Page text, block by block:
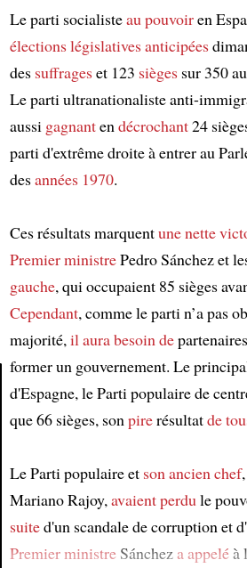
Article
Le parti socialisteau pouvoiren
élections législatives anticipées
des suffrageset 123 siègessur 350
Le parti ultranationaliste anti-
aussi gagnantendécrochant24
parti d'extrême droite à entrer au
desannées 1970.
Ces résultats marquentune nette
Premier ministrePedro Sánchez et
gauche, qui occupaient 85 sièges
Cependant, comme le parti n’a pas
majorité,il aura besoin de
former un gouvernement. Le
d'Espagne, le Parti populaire de
que 66 sièges, sonpirerésultatde
Le Parti populaire et son ancien chef
Mariano Rajoy,avaient perdule
suited'un scandale de corruption et
Premier ministreSáncheza appeléà